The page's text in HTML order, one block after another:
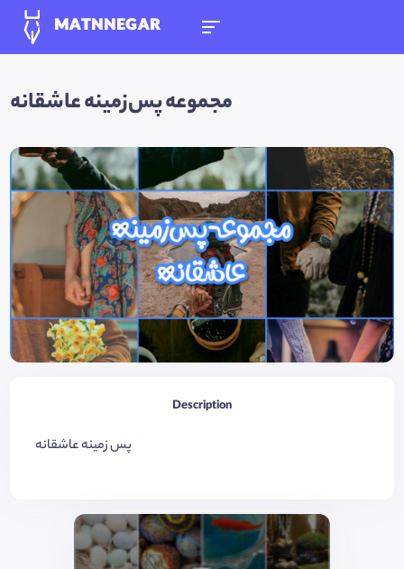
MATNNEGAR
مجموعه پس‌زمینه عاشقانه
Description
پس زمینه عاشقانه